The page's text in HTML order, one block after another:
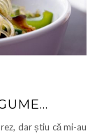
dar știu că mi-au